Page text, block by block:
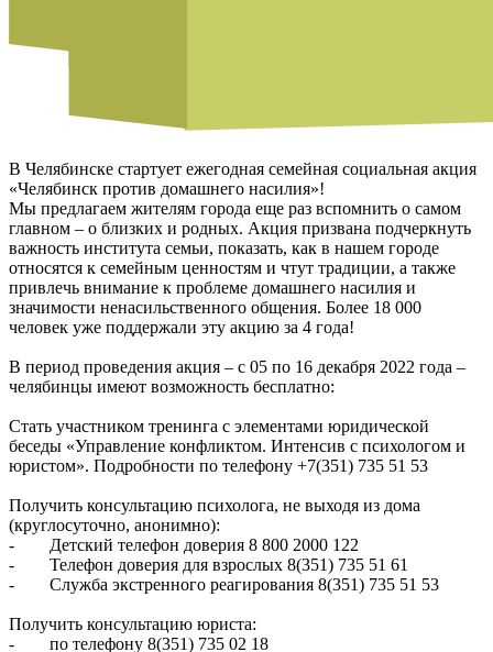
В Челябинске стартует ежегодная семейная социальная акция
«Челябинск против домашнего насилия»!
Мы предлагаем жителям города еще раз вспомнить о самом
главном – о близких и родных. Акция призвана подчеркнуть
важность института семьи, показать, как в нашем городе
относятся к семейным ценностям и чтут традиции, а также
привлечь внимание к проблеме домашнего насилия и
значимости ненасильственного общения. Более 18 000
человек уже поддержали эту акцию за 4 года!
В период проведения акция – с 05 по 16 декабря 2022 года –
челябинцы имеют возможность бесплатно: ­
Стать участником тренинга с элементами юридической
беседы «Управление конфликтом. Интенсив с психологом и
юристом». Подробности по телефону +7(351) 735 51 53
Получить консультацию психолога, не выходя из дома
(круглосуточно, анонимно):
- Детский телефон доверия 8 800 2000 122
- Телефон доверия для взрослых 8(351) 735 51 61
- Служба экстренного реагирования 8(351) 735 51 53
Получить консультацию юриста:
- по телефону 8(351) 735 02 18